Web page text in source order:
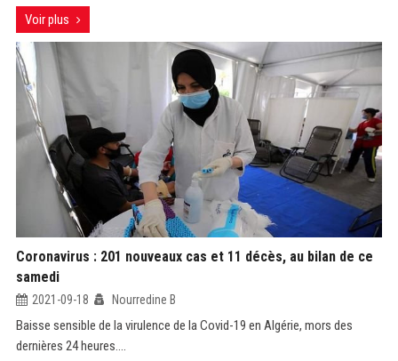
Voir plus
Coronavirus : 201 nouveaux cas et 11 décès, au bilan de ce
samedi
2021-09-18 Nourredine B
Baisse sensible de la virulence de la Covid-19 en Algérie, mors des
dernières 24 heures....